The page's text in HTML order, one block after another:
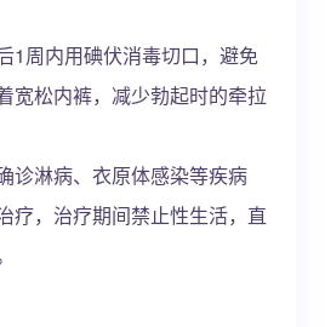
1周内用碘伏消毒切口，避免
宽松内裤，减少勃起时的牵拉
诊淋病、衣原体感染等疾病
疗，治疗期间禁止性生活，直